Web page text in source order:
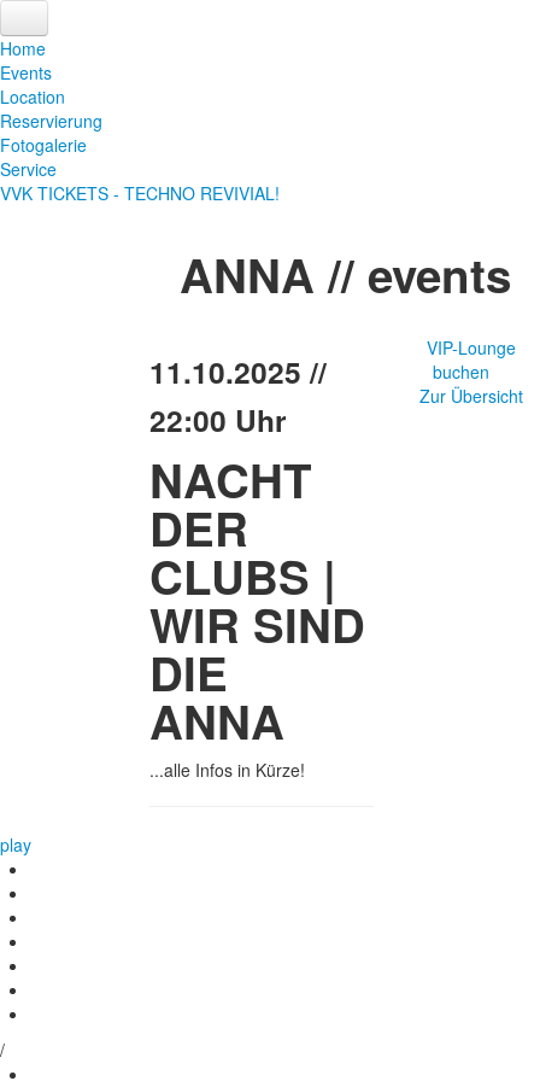
Home
Events
Location
Reservierung
Fotogalerie
Service
VVK TICKETS - TECHNO REVIVIAL!
ANNA// events
11.10.2025 //
22:00 Uhr
NACHT
DER
CLUBS |
WIR SIND
DIE
ANNA
...alle Infos in Kürze!
VIP-Lounge
buchen
Zur Übersicht
play
/